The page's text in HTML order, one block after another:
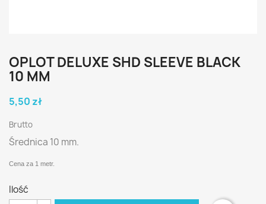
OPLOT DELUXE SHD SLEEVE BLACK
10 MM
5,50 zł
Brutto
Średnica 10 mm.
Cena za 1 metr.
Ilość